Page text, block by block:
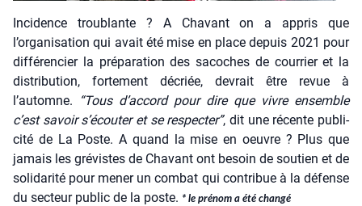
Inci­dence trou­blante ? A Cha­vant on a appris que
l’organisation qui avait été mise en place depuis 2021 pour
dif­fé­ren­cier la pré­pa­ra­tion des sacoches de cour­rier et la
dis­tri­bu­tion, for­te­ment décriée, devrait être revue à
l’automne.
“Tous d’accord pour dire que vivre ensemble
c’est savoir s’écouter et se res­pec­ter”, dit une récente publi­
ci­té de La Poste. A quand la mise en oeuvre ? Plus que
jamais les gré­vistes de Cha­vant ont besoin de sou­tien et de
soli­da­ri­té pour mener un com­bat qui contri­bue à la défense
du sec­teur public de la poste. * le pré­nom a été chan­gé